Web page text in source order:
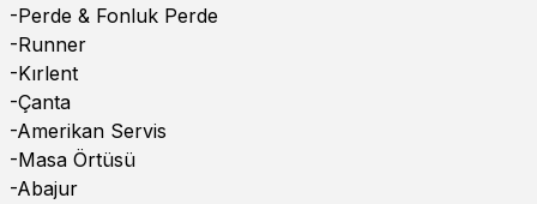
-Perde & Fonluk Perde
-Runner
-Kırlent
-Çanta
-Amerikan Servis
-Masa Örtüsü
-Abajur